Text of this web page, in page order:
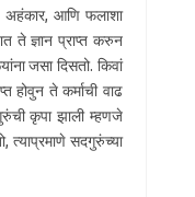
अहंकार, आणि फलाशा
ते ज्ञान प्राप्त करुन
जसा दिसतो. किवां
होवुन ते कर्माची वाढ
कृपा झाली म्हणजे
त्याप्रमाणे सदगुरुंच्या